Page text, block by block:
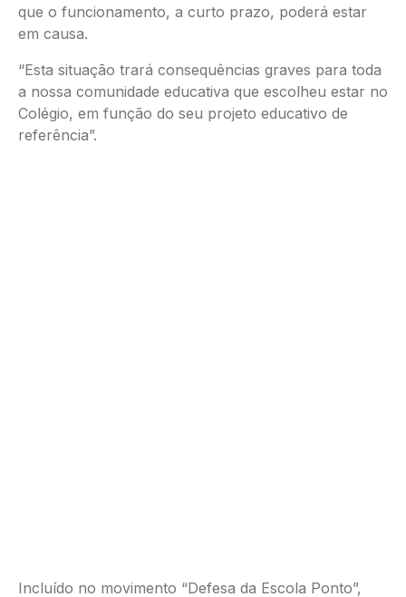
que o funcionamento, a curto prazo, poderá estar
em causa.
“Esta situação trará consequências graves para toda
a nossa comunidade educativa que escolheu estar no
Colégio, em função do seu projeto educativo de
referência”.
Incluído no movimento “Defesa da Escola Ponto”,